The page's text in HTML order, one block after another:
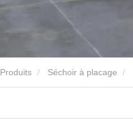
Produits Séchoir à placage